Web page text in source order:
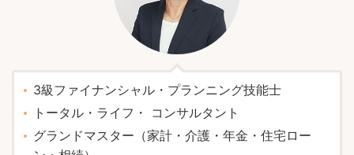
3級ファイナンシャル・プランニング技能士
トータル・ライフ・ コンサルタント
グランドマスター（家計・介護・年金・住宅ロー